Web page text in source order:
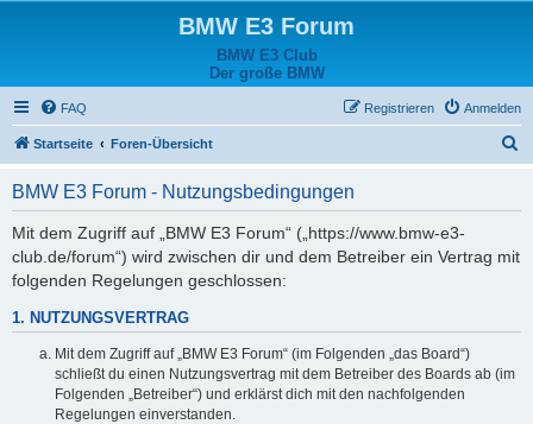
BMW E3 Forum
BMW E3 Club
Der große BMW
FAQ Anmelden
Registrieren
Startseite Foren-Übersicht
BMW E3 Forum - Nutzungsbedingungen
Mit dem Zugriff auf „BMW E3 Forum“ („https://www.bmw-e3-
club.de/forum“) wird zwischen dir und dem Betreiber ein Vertrag mit
folgenden Regelungen geschlossen:
1. NUTZUNGSVERTRAG
Mit dem Zugriff auf „BMW E3 Forum“ (im Folgenden „das Board“)
schließt du einen Nutzungsvertrag mit dem Betreiber des Boards ab (im
Folgenden „Betreiber“) und erklärst dich mit den nachfolgenden
Regelungen einverstanden.